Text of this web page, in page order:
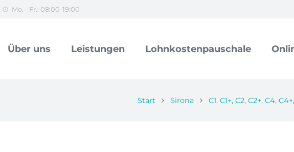
Mo. - Fr.: 08:00-19:00
Über uns Leistungen Lohnkostenpauschale
Start Sirona C1, C1+, C2, C2+, C4,